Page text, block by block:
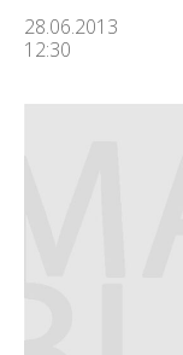
28.06.2013
12:30